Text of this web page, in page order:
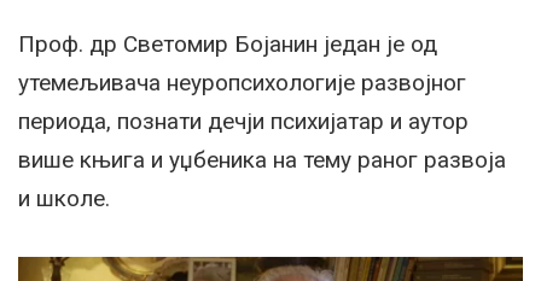
Проф. др Светомир Бојанин један је од
утемељивача неуропсихологије развојног
периода, познати дечји психијатар и аутор
више књига и уџбеника на тему раног развоја
и школе.